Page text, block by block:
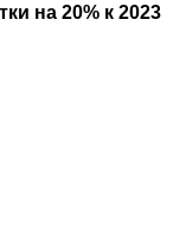
на 20% к 2023